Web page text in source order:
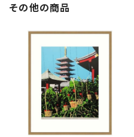
その他の商品